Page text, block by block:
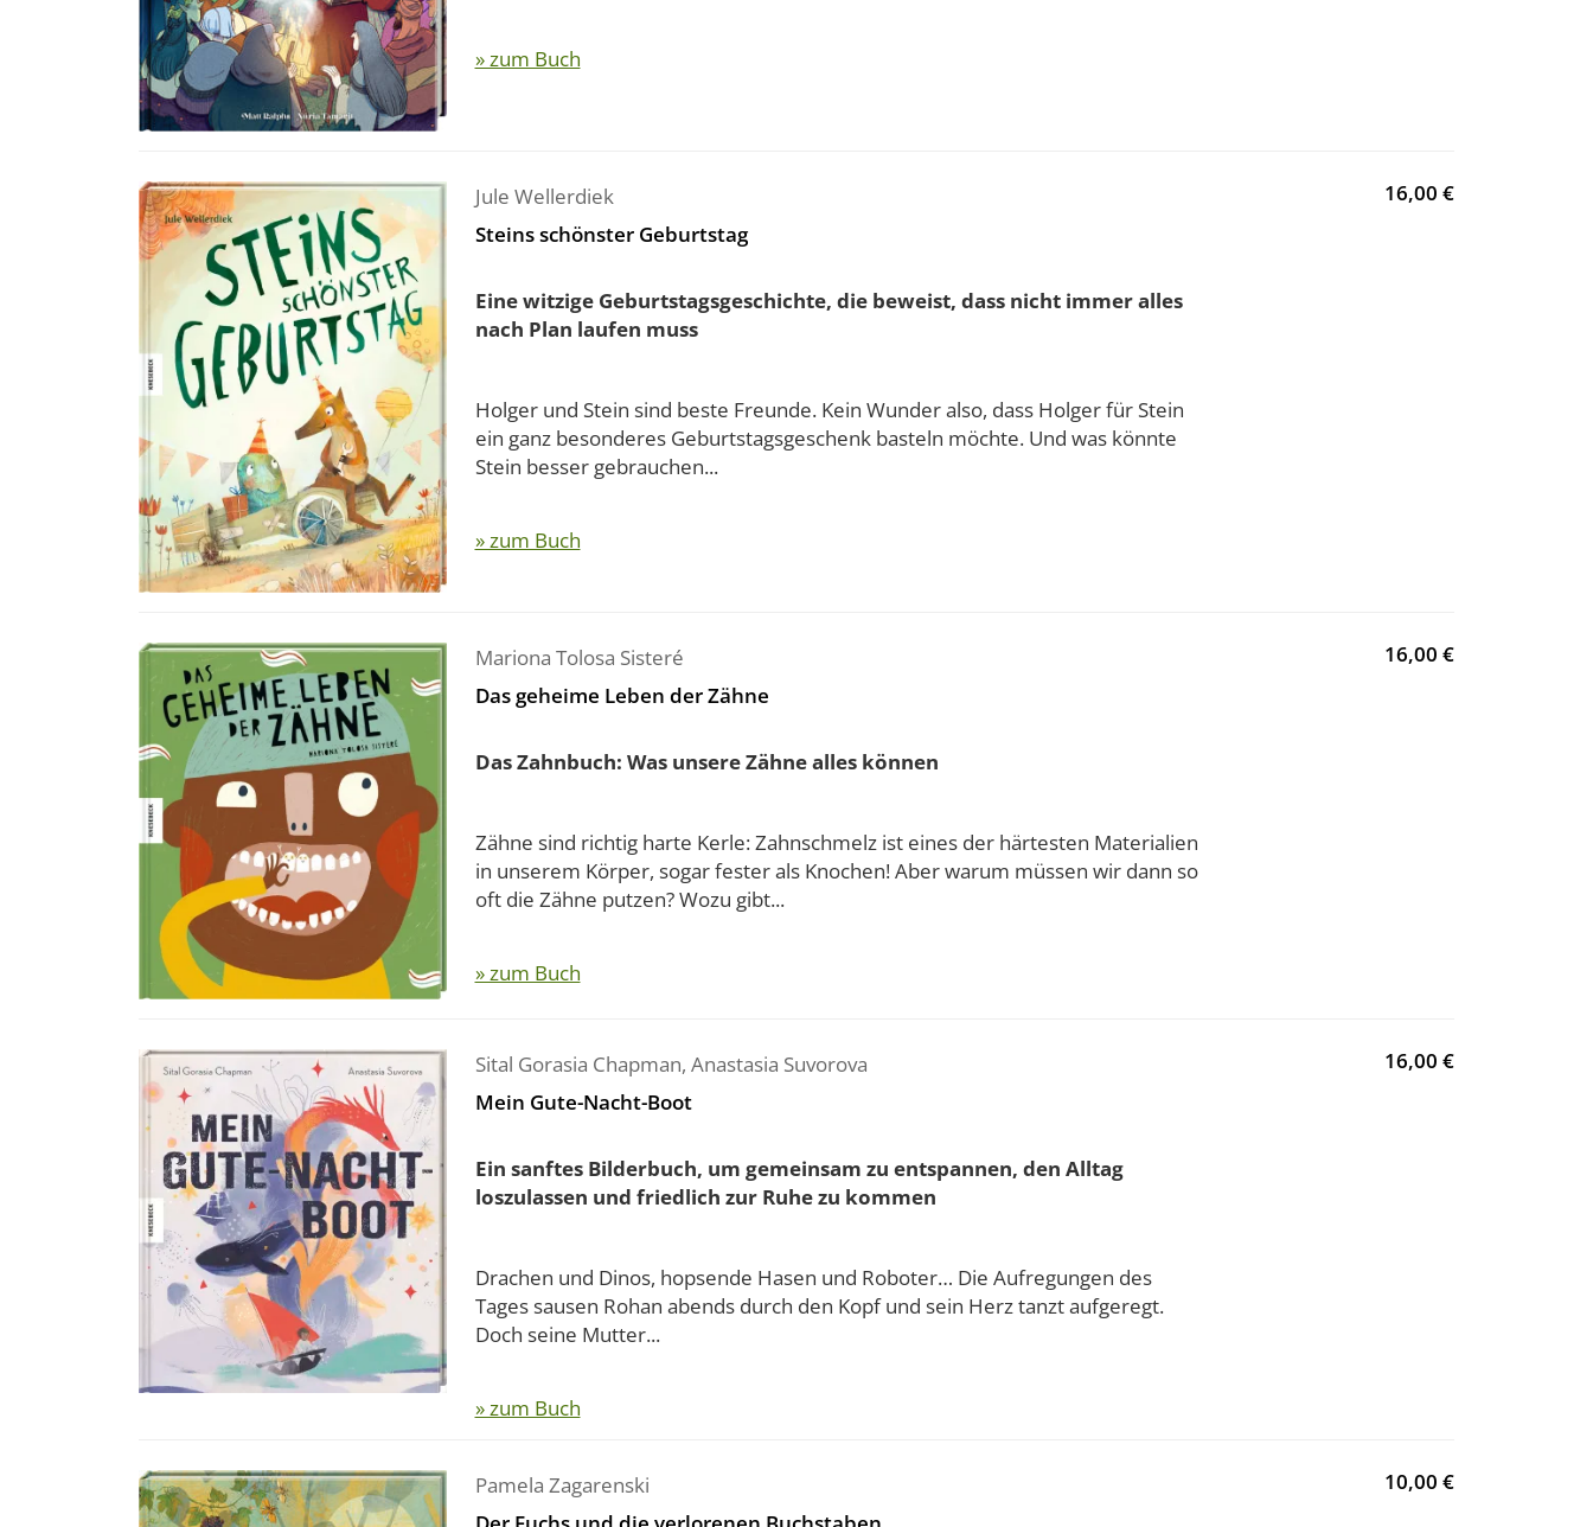
» zum Buch
Jule Wellerdiek
Steins schönster Geburtstag
Eine witzige Geburtstagsgeschichte, die beweist, dass nicht immer alles
nach Plan laufen muss
Holger und Stein sind beste Freunde. Kein Wunder also, dass Holger für Stein
ein ganz besonderes Geburtstagsgeschenk basteln möchte. Und was könnte
Stein besser gebrauchen...
» zum Buch
16,00 €
Mariona Tolosa Sisteré
Das geheime Leben der Zähne
Das Zahnbuch: Was unsere Zähne alles können
Zähne sind richtig harte Kerle: Zahnschmelz ist eines der härtesten Materialien
in unserem Körper, sogar fester als Knochen! Aber warum müssen wir dann so
oft die Zähne putzen? Wozu gibt...
» zum Buch
16,00 €
Sital Gorasia Chapman, Anastasia Suvorova
Mein Gute-Nacht-Boot
Ein sanftes Bilderbuch, um gemeinsam zu entspannen, den Alltag
loszulassen und friedlich zur Ruhe zu kommen
Drachen und Dinos, hopsende Hasen und Roboter… Die Aufregungen des
Tages sausen Rohan abends durch den Kopf und sein Herz tanzt aufgeregt.
Doch seine Mutter...
» zum Buch
16,00 €
Pamela Zagarenski
10,00 €